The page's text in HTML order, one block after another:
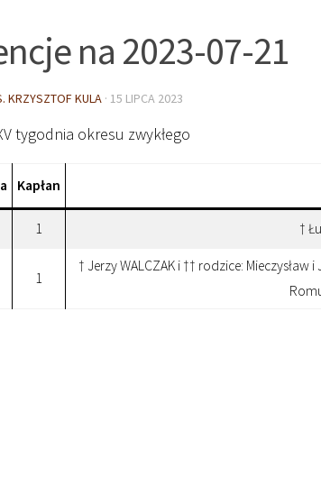
na 2023-07-21
KRZYSZTOF KULA · 15 LIPCA 2023
tygodnia okresu zwykłego
Kapłan
1 †
1
† Jerzy WALCZAK i †† rodzice: